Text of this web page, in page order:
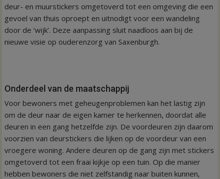
deur- en muurstickers omgetoverd tot een omgeving die een
gevoel van thuis oproept en uitnodigt voor een wandeling
door de ‘wijk’. Deze aanpassing sluit naadloos aan bij de
nieuwe visie op ouderenzorg van Saxenburgh.
Onderdeel van de maatschappij
Voor bewoners met geheugenproblemen kan het lastig zijn
om de deur naar de eigen kamer te herkennen, doordat alle
deuren in een gang hetzelfde zijn. De voordeuren zijn daarom
voorzien van deurstickers die lijken op de voordeur van een
vroegere woning. Andere deuren op de gang zijn met stickers
omgetoverd tot een fraai kijkje op een tuin. Op die manier
hebben bewoners die niet zelfstandig naar buiten kunnen,